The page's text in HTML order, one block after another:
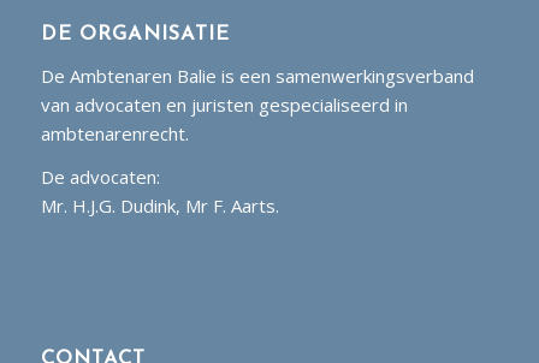
DE ORGANISATIE
De Ambtenaren Balie is een samenwerkingsverband
van advocaten en juristen gespecialiseerd in
ambtenarenrecht.
De advocaten:
Mr. H.J.G. Dudink, Mr F. Aarts.